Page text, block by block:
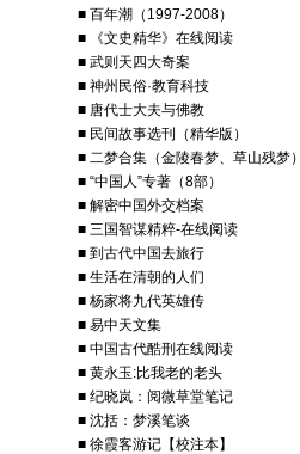
■ 百年潮（1997-2008）
■ 《文史精华》在线阅读
■ 武则天四大奇案
■ 神州民俗·教育科技
■ 唐代士大夫与佛教
■ 民间故事选刊（精华版）
■ 二梦合集（金陵春梦、草山残梦）
■ “中国人”专著（8部）
■ 解密中国外交档案
■ 三国智谋精粹-在线阅读
■ 到古代中国去旅行
■ 生活在清朝的人们
■ 杨家将九代英雄传
■ 易中天文集
■ 中国古代酷刑在线阅读
■ 黄永玉:比我老的老头
■ 纪晓岚：阅微草堂笔记
■ 沈括：梦溪笔谈
■ 徐霞客游记【校注本】